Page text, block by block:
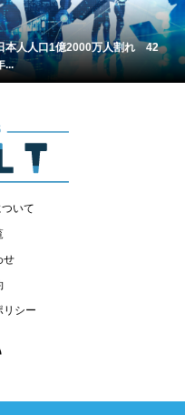
本人人口1億2000万人割れ 42
...
いて
せ
リシー